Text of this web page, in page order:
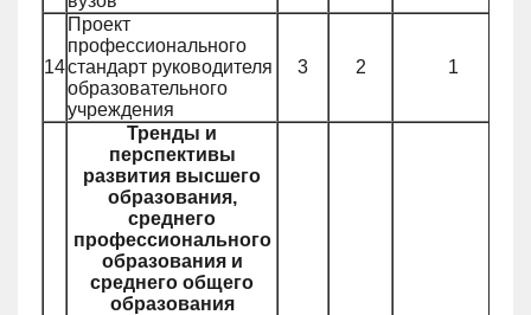
14
Проект
профессионального
стандарт руководителя
образовательного
учреждения
3 2 1
Тренды и
перспективы
развития высшего
образования,
среднего
профессионального
образования и
среднего общего
образования